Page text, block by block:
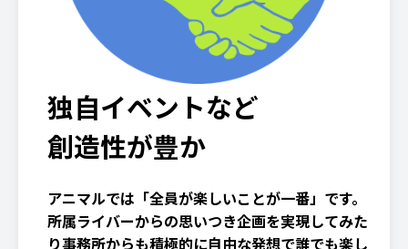
独自イベントなど
創造性が豊か
アニマルでは「全員が楽しいことが一番」です。
所属ライバーからの思いつき企画を実現してみた
り事務所からも積極的に自由な発想で誰でも楽し